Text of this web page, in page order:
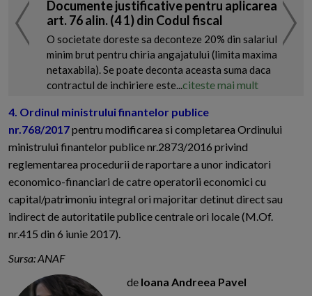
Documente justificative pentru aplicarea
art. 76 alin. (4 1) din Codul fiscal
O societate doreste sa deconteze 20% din salariul
minim brut pentru chiria angajatului (limita maxima
netaxabila). Se poate deconta aceasta suma daca
contractul de inchiriere este...citeste mai mult
4. Ordinul ministrului finantelor publice
nr.768/2017pentru modificarea si completarea Ordinului
ministrului finantelor publice nr.2873/2016 privind
reglementarea procedurii de raportare a unor indicatori
economico-financiari de catre operatorii economici cu
capital/patrimoniu integral ori majoritar detinut direct sau
indirect de autoritatile publice centrale ori locale (M.Of.
nr.415 din 6 iunie 2017).
Sursa: ANAF
de Ioana Andreea Pavel